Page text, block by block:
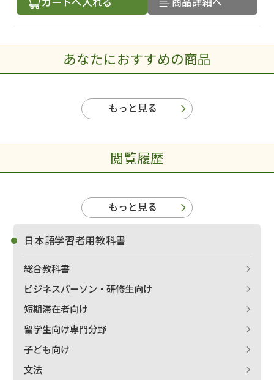
あなたにおすすめの商品
もっと見る
閲覧履歴
もっと見る
日本語学習者用教科書
総合教科書
ビジネスパーソン・研修生向け
短期滞在者向け
留学生向け専門分野
子ども向け
文法